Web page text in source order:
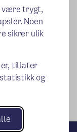
være trygt,
Noen
sikrer ulik
tillater
og
har tilgjengelig.